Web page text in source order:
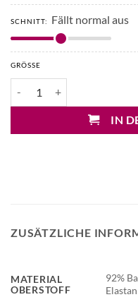
SCHNITT: Fällt normal aus
GRÖSSE
IN
ZUSÄTZLICHE
MATERIAL
OBERSTOFF
92%
Elastan